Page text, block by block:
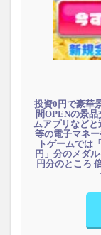
投資0円で豪華
間OPENの景
ムアプリなどと
等の電子マネ
トゲームでは
円」分のメダ
円分のところ